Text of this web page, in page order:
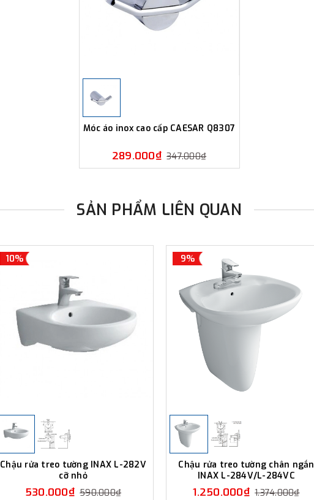
Móc áo inox cao cấp CAESAR Q8307
289.000₫ 347.000₫
SẢN PHẨM LIÊN QUAN
10%
Chậu rửa treo tường INAX L-282V
cỡ nhỏ
530.000₫ 590.000₫
9%
Chậu rửa treo tường chân ngắn
INAX L-284V/L-284VC
1.250.000₫ 1.374.000₫